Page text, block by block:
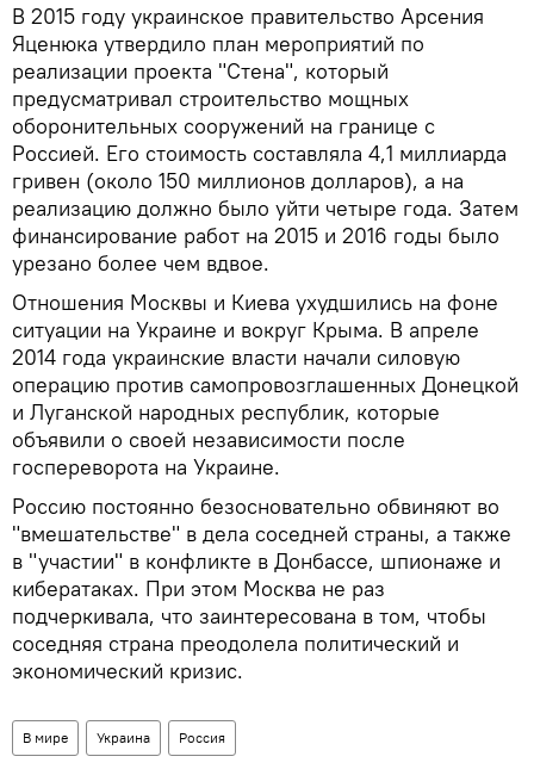
В 2015 году украинское правительство Арсения
Яценюка утвердило план мероприятий по
реализации проекта "Стена", который
предусматривал строительство мощных
оборонительных сооружений на границе с
Россией. Его стоимость составляла 4,1 миллиарда
гривен (около 150 миллионов долларов), а на
реализацию должно было уйти четыре года. Затем
финансирование работ на 2015 и 2016 годы было
урезано более чем вдвое.
Отношения Москвы и Киева ухудшились на фоне
ситуации на Украине и вокруг Крыма. В апреле
2014 года украинские власти начали силовую
операцию против самопровозглашенных Донецкой
и Луганской народных республик, которые
объявили о своей независимости после
госпереворота на Украине.
Россию постоянно безосновательно обвиняют во
"вмешательстве" в дела соседней страны, а также
в "участии" в конфликте в Донбассе, шпионаже и
кибератаках. При этом Москва не раз
подчеркивала, что заинтересована в том, чтобы
соседняя страна преодолела политический и
экономический кризис.
В мире Украина Россия